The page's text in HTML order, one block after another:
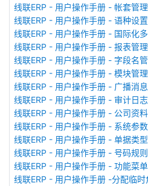
线联ERP - 用户操作手册 - 帐套管理
线联ERP - 用户操作手册 - 语种设置
线联ERP - 用户操作手册 - 国际化
线联ERP - 用户操作手册 - 报表管理
线联ERP - 用户操作手册 - 字段名
线联ERP - 用户操作手册 - 模块管理
线联ERP - 用户操作手册 - 广播消息
线联ERP - 用户操作手册 - 审计日志
线联ERP - 用户操作手册 - 公司资
线联ERP - 用户操作手册 - 系统参
线联ERP - 用户操作手册 - 单据类型
线联ERP - 用户操作手册 - 号码规则
线联ERP - 用户操作手册 - 功能菜单
线联ERP - 用户操作手册 -分配临时